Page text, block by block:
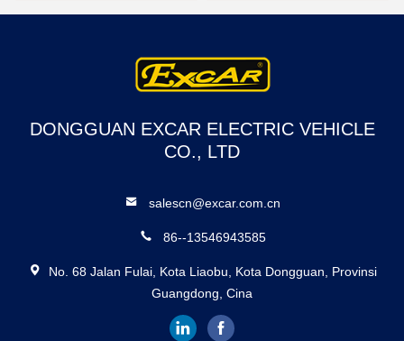
DONGGUAN EXCAR ELECTRIC VEHICLE
CO., LTD
salescn@excar.com.cn
86--13546943585
No. 68 Jalan Fulai, Kota Liaobu, Kota Dongguan, Provinsi
Guangdong, Cina